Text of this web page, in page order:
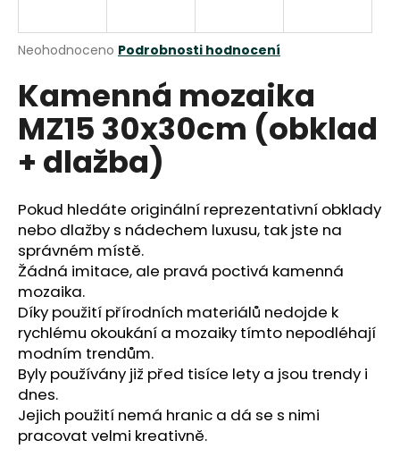
Průměrné
produktu
je
0,0
hvězdiček.
Neohodnoceno Podrobnosti hodnocení
Kamenná mozaika
MZ15 30x30cm (obklad
+ dlažba)
Pokud hledáte originální reprezentativní obklady
nebo dlažby s nádechem luxusu, tak jste na
správném místě.
Žádná imitace, ale pravá poctivá kamenná
mozaika.
Díky použití přírodních materiálů nedojde k
rychlému okoukání a mozaiky tímto nepodléhají
modním trendům.
Byly používány již před tisíce lety a jsou trendy i
dnes.
Jejich použití nemá hranic a dá se s nimi
pracovat velmi kreativně.
j
t
?
HLEDAT
D
o
p
o
r
u
č
u
j